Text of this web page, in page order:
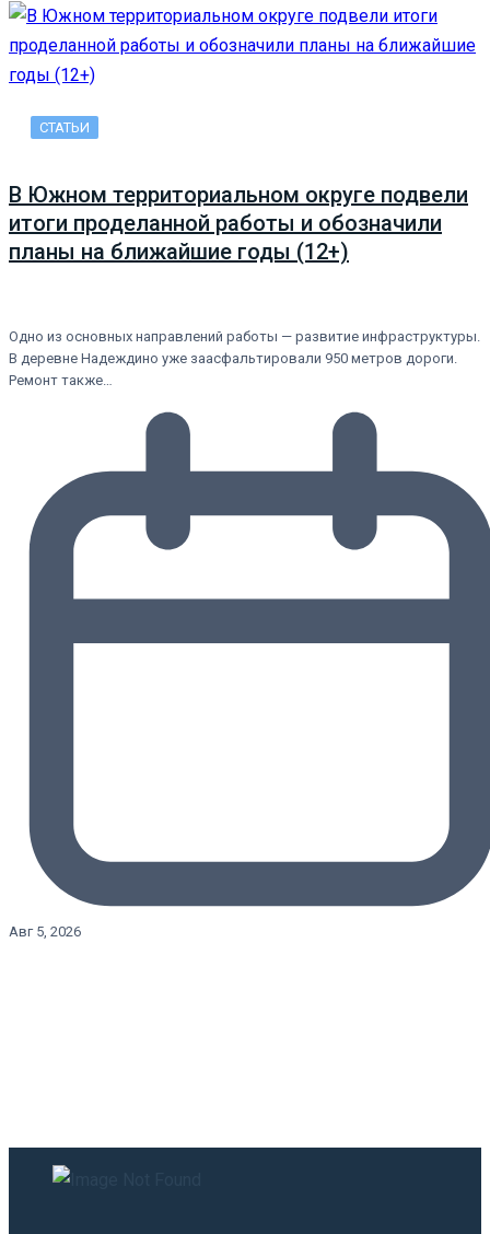
СТАТЬИ
В Южном территориальном округе подвели
итоги проделанной работы и обозначили
планы на ближайшие годы (12+)
Одно из основных направлений работы — развитие инфраструктуры.
В деревне Надеждино уже заасфальтировали 950 метров дороги.
Ремонт также…
Авг 5, 2026